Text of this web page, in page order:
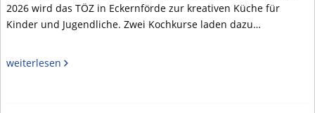
2026 wird das TÖZ in Eckernförde zur kreativen Küche für
Kinder und Jugendliche. Zwei Kochkurse laden dazu…
weiterlesen